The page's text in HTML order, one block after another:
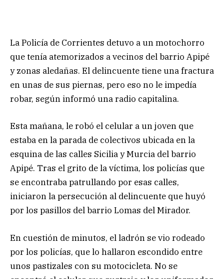
La Policía de Corrientes detuvo a un motochorro
que tenía atemorizados a vecinos del barrio Apipé
y zonas aledañas. El delincuente tiene una fractura
en unas de sus piernas, pero eso no le impedía
robar, según informó una radio capitalina.
Esta mañana, le robó el celular a un joven que
estaba en la parada de colectivos ubicada en la
esquina de las calles Sicilia y Murcia del barrio
Apipé. Tras el grito de la víctima, los policías que
se encontraba patrullando por esas calles,
iniciaron la persecución al delincuente que huyó
por los pasillos del barrio Lomas del Mirador.
En cuestión de minutos, el ladrón se vio rodeado
por los policías, que lo hallaron escondido entre
unos pastizales con su motocicleta. No se